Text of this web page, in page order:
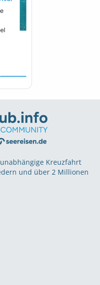
Kreuzfahrt
und über 2 Millionen